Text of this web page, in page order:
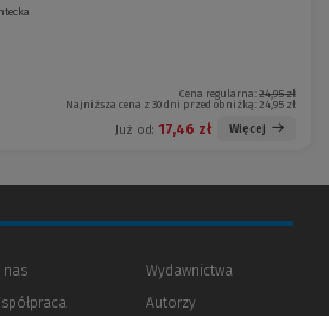
Cena regularna: 24,95 zł
Najniższa cena z 30 dni przed obniżką: 24,95 zł
Już od: 17,46 zł Więcej
nas
Wydawnictwa
Autorzy